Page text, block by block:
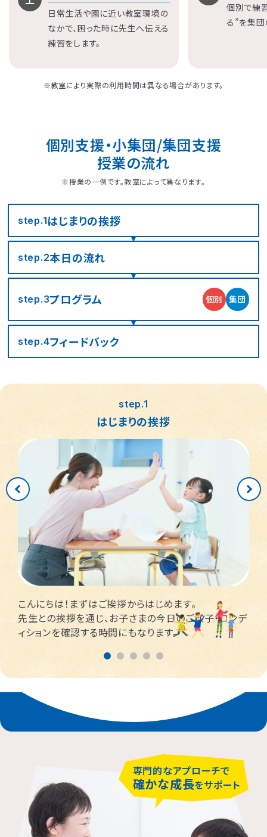
日常生活や園に近い教室環境の
なかで、困った時に先生へ伝える
練習をします。
個別で練
る”を集団
※教室により実際の利用時間は異なる場合があります。
個別支援・小集団/集団支援
授業の流れ
※授業の一例です。教室によって異なります。
step.1はじまりの挨拶
step.2本日の流れ
step.3プログラム 個別 集団
step.4フィードバック
step.1
はじまりの挨拶
こんにちは！まずはご挨拶からはじめます。
先生との挨拶を通じ、お子さまの今日のご様子・コンデ
ィションを確認する時間にもなります。
専門的なアプローチで
確かな成長をサポート
LITALICOジュニア
児童発達支援
川口市
さいたま市大宮区
新座市
戸田市
さいたま市南区
越谷市
志木市
松戸市
千葉市花見川区
千葉市中央区
世田谷区
葛飾区
目黒区
江戸川区
北区
町田市
品川区
江東区
杉並区
板橋区
大田区
荒川区
横浜市戸塚区
大和市
茅ケ崎市
藤沢市
横浜市鶴見区
横浜市緑区
川崎市高津区
横浜市金沢区
横浜市都筑区
横浜市西区
横浜市旭区
横浜市青葉区
名古屋市千種区
名古屋市中区
LITALICOジュニア
児童発達支援
LITALICOジュニア
児童発達支援
堺市北区
池田市
大阪市平野区
堺市西区
大阪市此花区
枚方市
大阪市中央区
大阪市阿倍野区
大阪市都島区
神戸市長田区
LITALICOジュニア
仙台市青葉区
LITALICOジュニア 仙台五橋教室
LITALICOジュニア
広島市南区
LITALICOジュニア 広島皆実教室
福岡市早良区
福岡市博多区
太宰府市
福岡市中央区